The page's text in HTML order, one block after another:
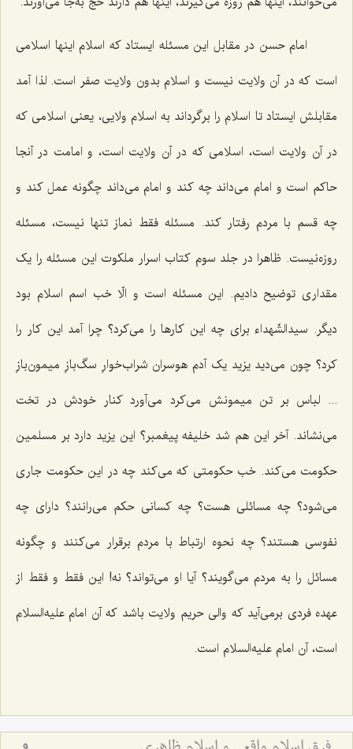
امام حسن در مقابل این مسئله ایستاد که اسلام اینها اسلامی
است که در آن ولایت نیست و اسلام بدون ولایت صفر است. لذا آمد
مقابلش ایستاد تا اسلام را برگرداند به اسلام ولایی، یعنی اسلامی که
در آن ولایت است، اسلامی که در آن ولایت است، و امامت در آنجا
حاکم است و امام می‌داند چه کند و امام می‌داند چگونه عمل کند و
چه قسم با مردم رفتار کند. مسئله فقط نماز تنها نیست، مسئله
روزه‌نیست. ظاهرا در جلد سوم کتاب اسرار ملکوت این مسئله را یک
مقداری توضیح دادیم. این مسئله است و الّا خب اسم اسلام بود
دیگر. سیدالشّهداء برای چه این کارها را می‌کرد؟ چرا آمد این کار را
کرد؟ چون می‌دید یزید یک آدم هوسران شراب‌خوارِ سگ‌بازِ میمون‌بازِ
... لباس بر تن میمونش می‌کرد می‌آورد کنار خودش در تخت
می‌نشاند. آخر این هم شد خلیفه پیغمبر؟ این یزید دارد بر مسلمین
حکومت می‌کند. خب حکومتی که می‌کند چه در این حکومت جاری
می‌شود؟ چه مسائلی هست؟ چه کسانی حکم می‌رانند؟ دارای چه
نفوسی هستند؟ چه نحوه ارتباط با مردم برقرار می‌کنند و چگونه
مسائل را به مردم می‌گویند؟ آیا او می‌تواند؟ نه! این فقط و فقط از
عهده فردی برمی‌آید که والی حریم ولایت باشد که آن امام علیه‌السلام
است، آن امام علیه‌السلام است.